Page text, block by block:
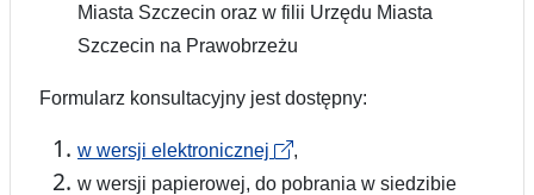
Miasta Szczecin oraz w filii Urzędu Miasta
Szczecin na Prawobrzeżu
Formularz konsultacyjny jest dostępny:
w wersji elektronicznej
,
w wersji papierowej, do pobrania w siedzibie